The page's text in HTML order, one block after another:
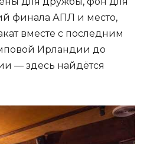
финала АПЛ и место,
вместе с последним
Ирландии до
— здесь найдётся